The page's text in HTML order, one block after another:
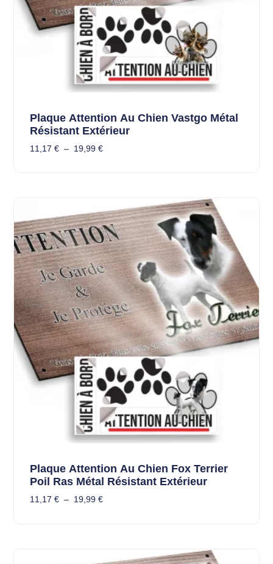
Plaque Attention Au Chien Vastgo Métal
Résistant Extérieur
11,17 € – 19,99 €
Plaque Attention Au Chien Fox Terrier
Poil Ras Métal Résistant Extérieur
11,17 € – 19,99 €